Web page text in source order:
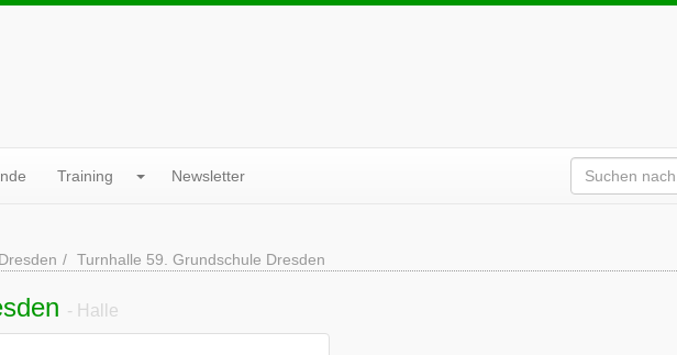
Training Newsletter
Dresden Turnhalle 59. Grundschule Dresden
- Halle